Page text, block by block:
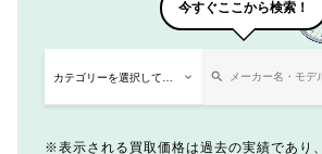
今すぐここから検索！
表示される買取価格は過去の実績であり